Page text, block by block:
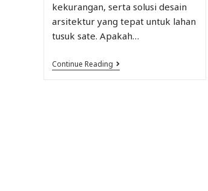
kekurangan, serta solusi desain
arsitektur yang tepat untuk lahan
tusuk sate. Apakah…
Continue Reading